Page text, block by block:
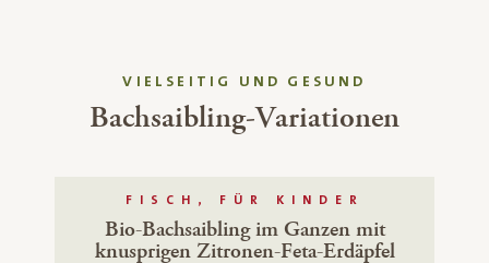
VIELSEITIG UND GESUND
Bachsaibling-Variationen
FISCH, FÜR KINDER
Bio-Bachsaibling im Ganzen mit
knusprigen Zitronen-Feta-Erdäpfel